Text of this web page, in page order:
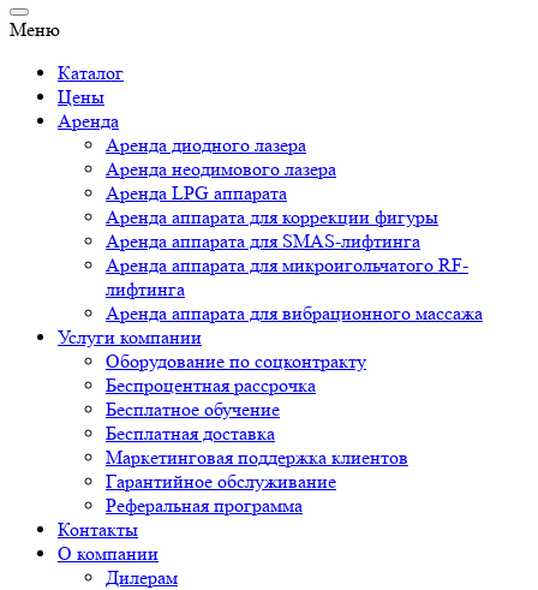
Меню
Каталог
Цены
Аренда
Аренда диодного лазера
Аренда неодимового лазера
Аренда LPG аппарата
Аренда аппарата для коррекции фигуры
Аренда аппарата для SMAS-лифтинга
Аренда аппарата для микроигольчатого RF-
лифтинга
Аренда аппарата для вибрационного массажа
Услуги компании
Оборудование по соцконтракту
Беспроцентная рассрочка
Бесплатное обучение
Бесплатная доставка
Маркетинговая поддержка клиентов
Гарантийное обслуживание
Реферальная программа
Контакты
О компании
Дилерам